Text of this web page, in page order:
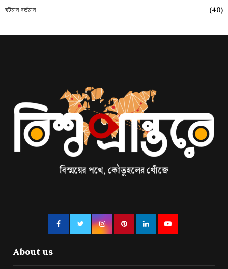
ঘটমান বর্তমান
(40)
About us